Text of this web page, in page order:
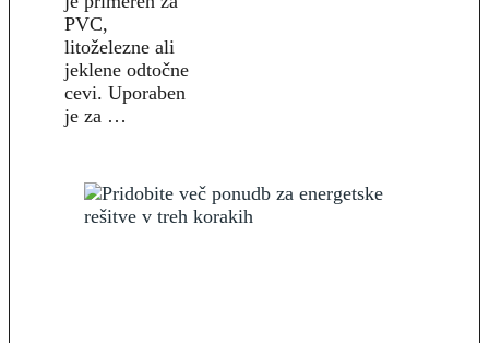
PVC,
litoželezne ali
jeklene odtočne
cevi. Uporaben
je za …